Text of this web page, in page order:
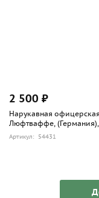
2 500 ₽
Нарукавная
Люфтваффе, (Германия),
Артикул: 54431